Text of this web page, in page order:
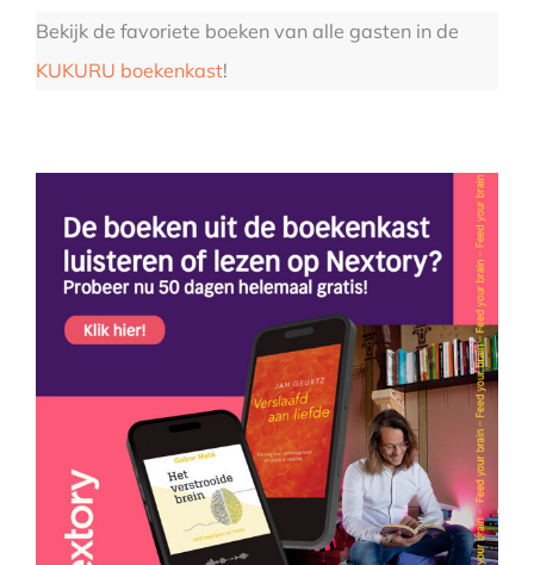
Bekijk de favoriete boeken van alle gasten in de
KUKURU boekenkast!